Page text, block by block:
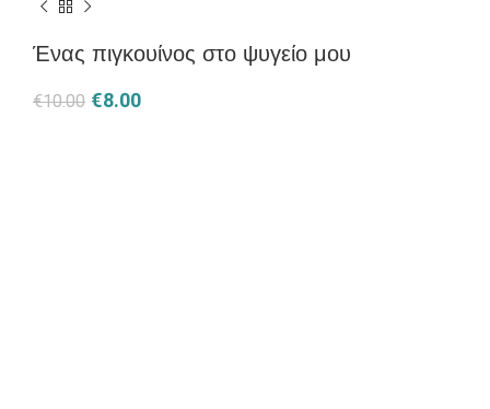
Ένας πιγκουίνος στο ψυγείο μου
€10.00 €8.00